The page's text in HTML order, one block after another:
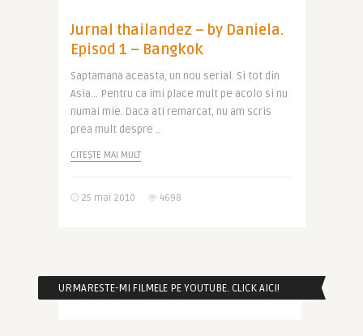
Jurnal thailandez – by Daniela.
Episod 1 – Bangkok
Saptamana aceasta, un nou serial. Si tot din
Asia… Pentru ca imi place mult pe acolo si nu
numai mie. Daca ati remarcat, nu am scris
prea mult despre ..
CITEȘTE MAI MULT
25 mai 2010 4698
URMARESTE-MI FILMELE PE YOUTUBE. CLICK AICI!